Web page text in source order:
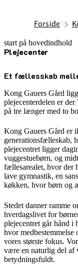
Forside
start på hovedindhold
Plejecenter
senest opdateret 8. juli
Et fællesskab
Kong Gauers Gård
plejecenterdelen er
på tre længer med to
Kong Gauers Gård er
generationsfælleskab,
plejecentret ligger
vuggestuebørn, og
fællesarealet, hvor der
lave gymnastik, en
køkken, hvor børn og
Stedet danner ramme
hverdagslivet for
plejecentret går hånd i
hvor
vores største fokus.
være en naturlig del af
betydningsfuldt.